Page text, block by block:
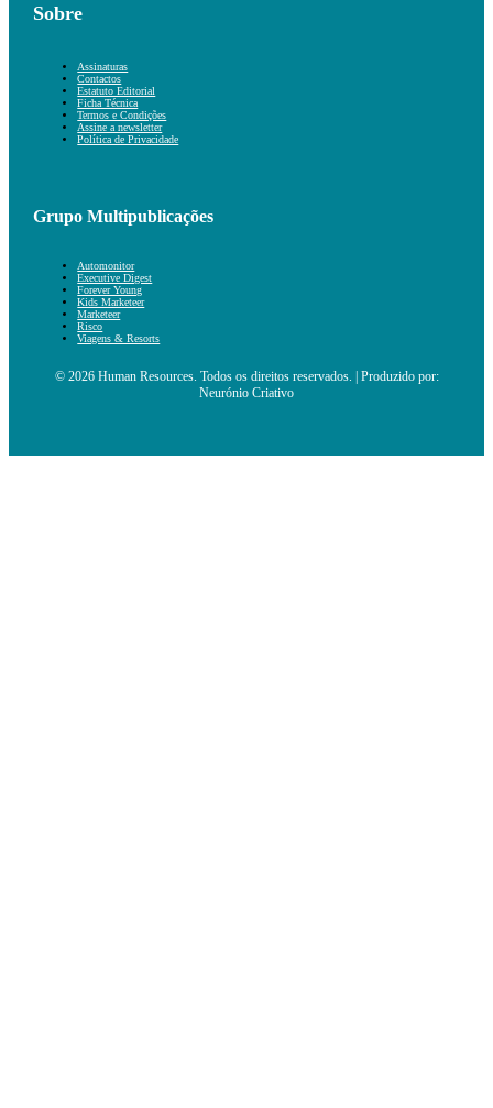
Sobre
Assinaturas
Contactos
Estatuto Editorial
Ficha Técnica
Termos e Condições
Assine a newsletter
Política de Privacidade
Grupo Multipublicações
Automonitor
Executive Digest
Forever Young
Kids Marketeer
Marketeer
Risco
Viagens & Resorts
© 2026 Human Resources. Todos os direitos reservados. | Produzido por:
Neurónio Criativo